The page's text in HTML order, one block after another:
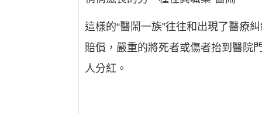
這樣的“醫鬧一族”往往和出現了醫療
賠償，嚴重的將死者或傷者抬到醫院
人分紅。